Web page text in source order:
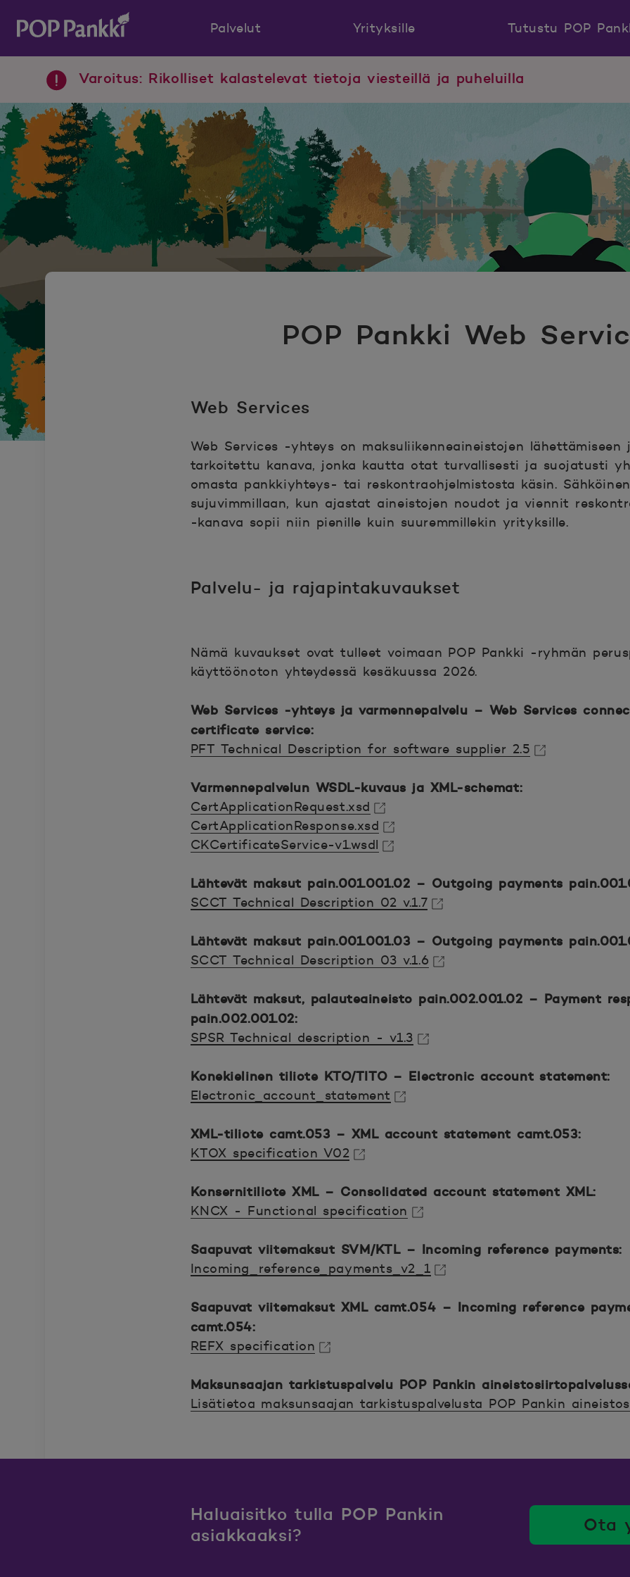
POP Pankki, etusivulle
Palvelut Yrityksille
Tutustu POP
Varoitus: Rikolliset kalastelevat tietoja viesteillä ja puheluilla
POP Pankki Web
Web Services
Web Services -yhteys on maksuliikenneaineistojen lähettämiseen
tarkoitettu kanava, jonka kautta otat turvallisesti ja suojatusti
omasta pankkiyhteys- tai reskontraohjelmistosta käsin.
sujuvimmillaan, kun ajastat aineistojen noudot ja viennit
-kanava sopii niin pienille kuin suuremmillekin yrityksille.
Palvelu- ja rajapintakuvaukset
Nämä kuvaukset ovat tulleet voimaan POP Pankki -ryhmän
käyttöönoton yhteydessä kesäkuussa 2026.
Web Services -yhteys ja varmennepalvelu – Web Services
certificate service:
PFT Technical Description for software supplier 2.5
Varmennepalvelun WSDL-kuvaus ja XML-schemat:
CertApplicationRequest.xsd
Avautuu uuteen ikkunaan.
CertApplicationResponse.xsd
Avautuu uuteen ikkunaan.
CKCertificateService-v1.wsdl
Lähtevät maksut pain.001.001.02 – Outgoing payments
SCCT Technical Description 02 v.1.7
Lähtevät maksut pain.001.001.03 – Outgoing payments
SCCT Technical Description 03 v.1.6
Lähtevät maksut, palauteaineisto pain.002.001.02 – Payment
pain.002.001.02:
SPSR Technical description - v1.3
Konekielinen tiliote KTO/TITO – Electronic account statement:
Electronic_account_statement
XML-tiliote camt.053 – XML account statement camt.053:
KTOX specification V02
Konsernitiliote XML – Consolidated account statement XML:
KNCX - Functional specification
Saapuvat viitemaksut SVM/KTL – Incoming reference payments:
Incoming_reference_payments_v2_1
Saapuvat viitemaksut XML camt.054 – Incoming reference
camt.054:
REFX specification
Maksunsaajan tarkistuspalvelu POP Pankin
Lisätietoa maksunsaajan tarkistuspalvelusta POP Pankin
Haluaisitko tulla POP Pankin
asiakkaaksi?
Ota